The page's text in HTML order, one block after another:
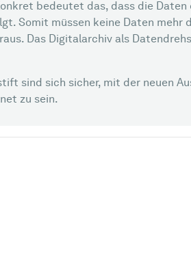
bedeutet das, dass die Daten
Somit müssen keine Daten mehr
Das Digitalarchiv als
sind sich sicher, mit der neuen
zu sein.